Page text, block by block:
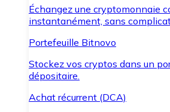
Échangez une cryptomonnaie
instantanément, sans
Portefeuille Bitnovo
Stockez vos cryptos dans un
dépositaire.
Achat récurrent (DCA)